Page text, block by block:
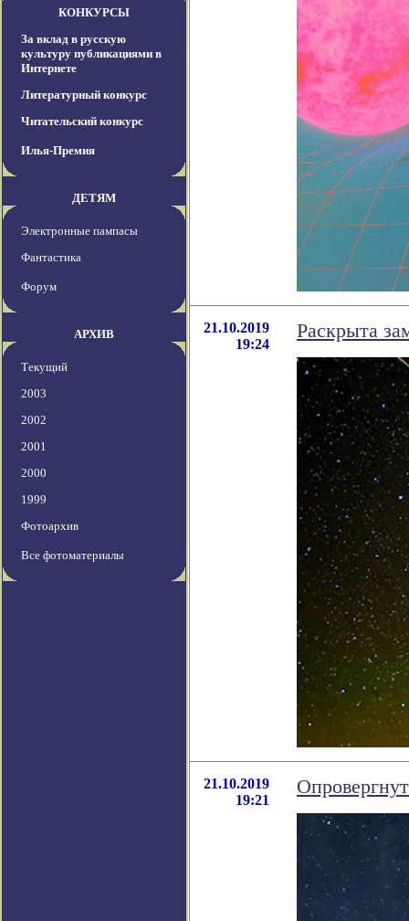
КОНКУРСЫ
За вклад в русскую
культуру публикациями в
Интернете
Литературный конкурс
Читательский конкурс
Илья-Премия
ДЕТЯМ
Электронные пампасы
Фантастика
Форум
АРХИВ
Текущий
2003
2002
2001
2000
1999
Фотоархив
Все фотоматериалы
21.10.2019
19:24
Раскрыта
21.10.2019
19:21